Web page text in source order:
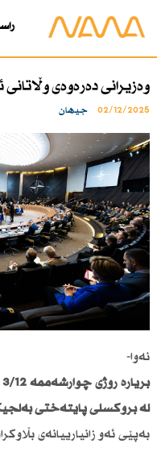
وەزیرانی دەرەوەی وڵاتانی
02/12/2025 جیهان
نەوا-
لە برۆكسلی پایتەختی
بەپێی ئەو زانیارییانەی